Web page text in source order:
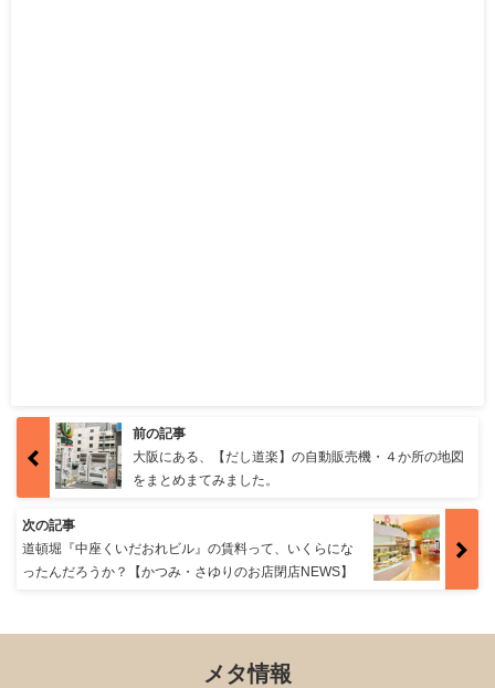
前の記事
大阪にある、【だし道楽】の自動販売機・４か所の地図
をまとめまてみました。
次の記事
道頓堀『中座くいだおれビル』の賃料って、いくらにな
ったんだろうか？【かつみ・さゆりのお店閉店NEWS】
メタ情報